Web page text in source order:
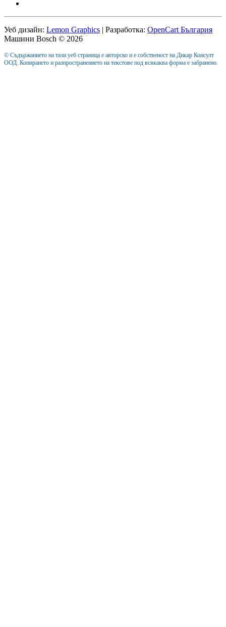
Уеб дизайн: Lemon Graphics | Разработка: OpenCart България
Машини Bosch © 2026
© Съдържанието на тази уеб страница е авторско и е собственост на Дикар Консулт
ООД. Копирането и разпространението на текстове под всякаква форма е забранено.